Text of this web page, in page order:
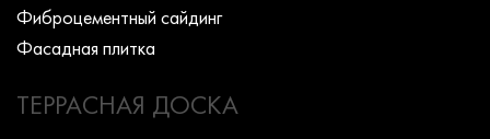
Фиброцементный сайдинг
Фасадная плитка
ТЕРРАСНАЯ ДОСКА